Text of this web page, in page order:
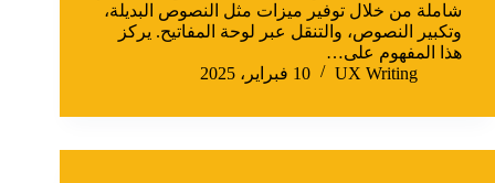
شاملة من خلال توفير ميزات مثل النصوص البديلة،
وتكبير النصوص، والتنقل عبر لوحة المفاتيح. يركز
هذا المفهوم على…
UX Writing
10 فبراير، 2025